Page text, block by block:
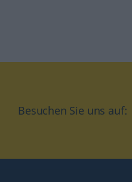
Besuchen Sie uns auf: